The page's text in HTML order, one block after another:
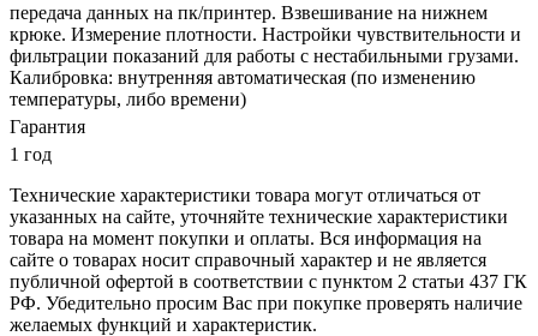
передача данных на пк/принтер. Взвешивание на нижнем
крюке. Измерение плотности. Настройки чувствительности и
фильтрации показаний для работы с нестабильными грузами.
Калибровка: внутренняя автоматическая (по изменению
температуры, либо времени)
Гарантия
1 год
Технические характеристики товара могут отличаться от
указанных на сайте, уточняйте технические характеристики
товара на момент покупки и оплаты. Вся информация на
сайте о товарах носит справочный характер и не является
публичной офертой в соответствии с пунктом 2 статьи 437 ГК
РФ. Убедительно просим Вас при покупке проверять наличие
желаемых функций и характеристик.